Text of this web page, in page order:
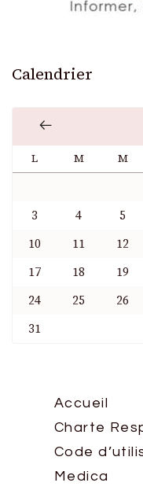
Calendrier
L M M
3
4 5
10
11 12
17
18 19
24
25 26
31
Accueil
Charte
Code
Medica